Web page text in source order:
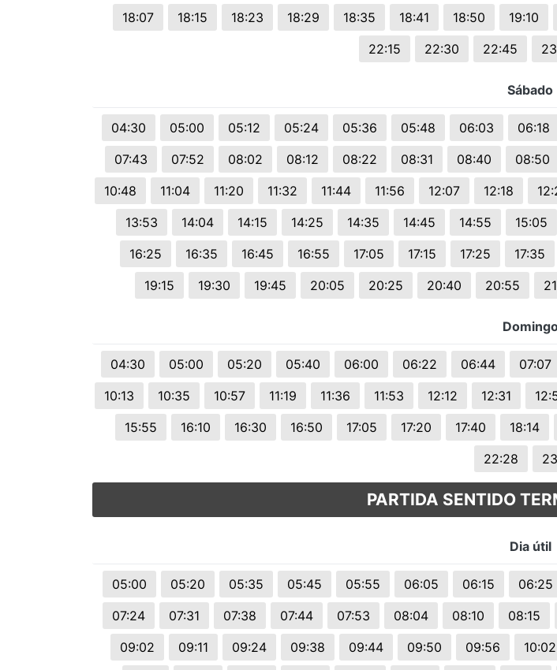
18:07
18:15 18:23 18:29 18:35 18:41 18:50 19:10
22:15
22:30 22:45
Sábado
04:30 05:00 05:12 05:24 05:36 05:48 06:03 06:18
07:43
07:52 08:02 08:12 08:22 08:31 08:40 08:50
10:48
11:04 11:20 11:32 11:44 11:56 12:07 12:18
13:53
14:04 14:15 14:25 14:35 14:45 14:55 15:05
16:25
16:35 16:45 16:55 17:05 17:15 17:25 17:35
19:15
19:30 19:45 20:05 20:25 20:40 20:55
04:30 05:00 05:20 05:40 06:00 06:22 06:44 07:07
10:13
10:35 10:57 11:19 11:36 11:53 12:12 12:31
15:55
16:10 16:30 16:50 17:05 17:20 17:40 18:14
22:28
PARTIDA SENTIDO
Dia útil
05:00 05:20 05:35 05:45 05:55 06:05 06:15 06:25
07:24
07:31 07:38 07:44 07:53 08:04 08:10 08:15
09:02
09:11 09:24 09:38 09:44 09:50 09:56 10:02